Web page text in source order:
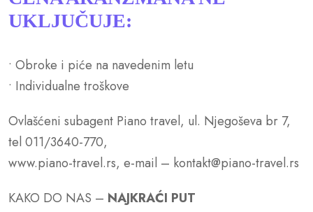
UKLJUČUJE:
• Obroke i piće na navedenim letu
• Individualne troškove
Ovlašćeni subagent Piano travel, ul. Njegoševa br 7,
tel 011/3640-770,
www.piano-travel.rs, e-mail – kontakt@piano-travel.rs
KAKO DO NAS – NAJKRAĆI PUT